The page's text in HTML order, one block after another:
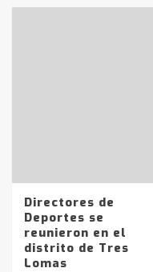
Directores de
Deportes se
reunieron en el
distrito de Tres
Lomas
4
joven de